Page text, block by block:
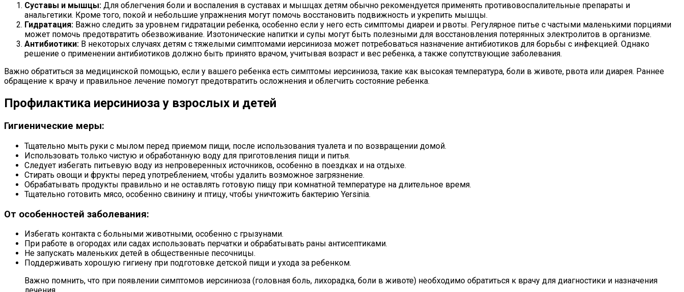
Суставы и мышцы: Для облегчения боли и воспаления в суставах и мышцах детям обычно рекомендуется применять противовоспалительные препараты и
анальгетики. Кроме того, покой и небольшие упражнения могут помочь восстановить подвижность и укрепить мышцы.
Гидратация: Важно следить за уровнем гидратации ребенка, особенно если у него есть симптомы диареи и рвоты. Регулярное питье с частыми маленькими порциями
может помочь предотвратить обезвоживание. Изотонические напитки и супы могут быть полезными для восстановления потерянных электролитов в организме.
Антибиотики: В некоторых случаях детям с тяжелыми симптомами иерсиниоза может потребоваться назначение антибиотиков для борьбы с инфекцией. Однако
решение о применении антибиотиков должно быть принято врачом, учитывая возраст и вес ребенка, а также сопутствующие заболевания.
Важно обратиться за медицинской помощью, если у вашего ребенка есть симптомы иерсиниоза, такие как высокая температура, боли в животе, рвота или диарея. Раннее
обращение к врачу и правильное лечение помогут предотвратить осложнения и облегчить состояние ребенка.
Профилактика иерсиниоза у взрослых и детей
Гигиенические меры:
Тщательно мыть руки с мылом перед приемом пищи, после использования туалета и по возвращении домой.
Использовать только чистую и обработанную воду для приготовления пищи и питья.
Следует избегать питьевую воду из непроверенных источников, особенно в поездках и на отдыхе.
Стирать овощи и фрукты перед употреблением, чтобы удалить возможное загрязнение.
Обрабатывать продукты правильно и не оставлять готовую пищу при комнатной температуре на длительное время.
Тщательно готовить мясо, особенно свинину и птицу, чтобы уничтожить бактерию Yersinia.
От особенностей заболевания:
Избегать контакта с больными животными, особенно с грызунами.
При работе в огородах или садах использовать перчатки и обрабатывать раны антисептиками.
Не запускать маленьких детей в общественные песочницы.
Поддерживать хорошую гигиену при подготовке детской пищи и ухода за ребенком.
Важно помнить, что при появлении симптомов иерсиниоза (головная боль, лихорадка, боли в животе) необходимо обратиться к врачу для диагностики и назначения